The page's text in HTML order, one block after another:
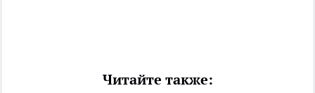
Читайте также: